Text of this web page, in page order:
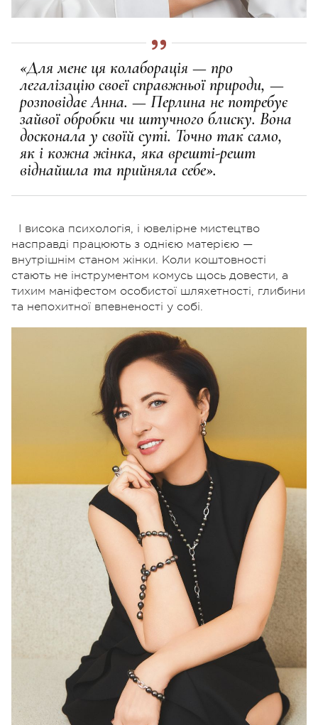
«Для мене ця колаборація — про
легалізацію своєї справжньої природи, —
розповідає Анна. — Перлина не потребує
зайвої обробки чи штучного блиску. Вона
досконала у своїй суті. Точно так само,
як і кожна жінка, яка врешті-решт
віднайшла та прийняла себе».
І висока психологія, і ювелірне мистецтво
насправді працюють з однією матерією —
внутрішнім станом жінки. Коли коштовності
стають не інструментом комусь щось довести, а
тихим маніфестом особистої шляхетності, глибини
та непохитної впевненості у собі.